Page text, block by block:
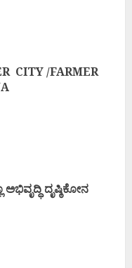
CITY /FARMER
ದೃಷ್ಠಿಕೋನ